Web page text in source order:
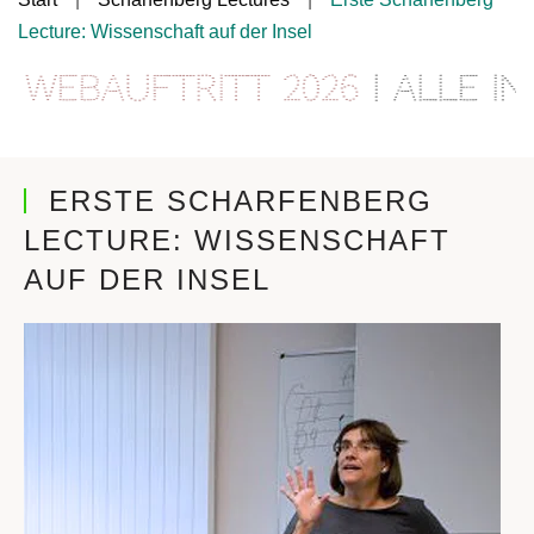
Lecture: Wissenschaft auf der Insel
2026| Alle
ERSTE SCHARFENBERG
LECTURE: WISSENSCHAFT
AUF DER INSEL